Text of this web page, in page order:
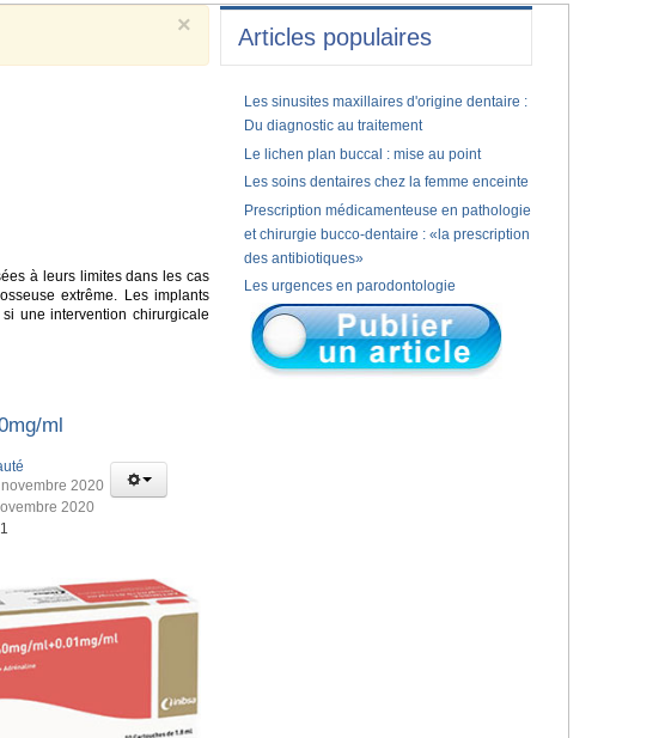
×
à leurs limites dans les cas
extrême. Les implants
une intervention chirurgicale
ml
2020
2020
Articles populaires
Les sinusites maxillaires d'origine dentaire :
Du diagnostic au traitement
Le lichen plan buccal : mise au point
Les soins dentaires chez la femme enceinte
Prescription médicamenteuse en pathologie
et chirurgie bucco-dentaire : «la prescription
des antibiotiques»
Les urgences en parodontologie